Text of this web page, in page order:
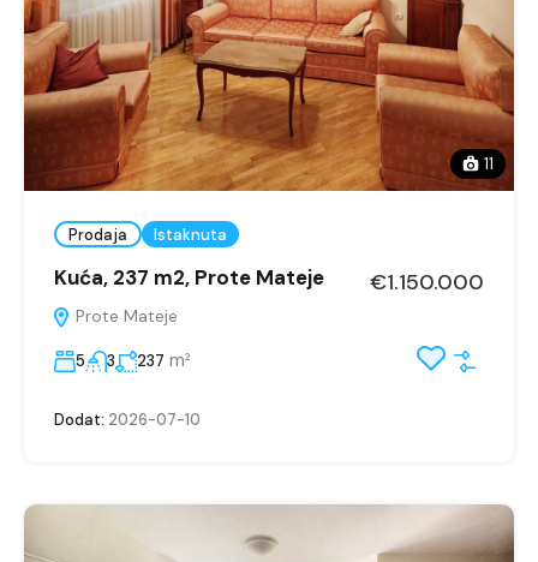
11
Prodaja Istaknuta
Kuća, 237 m2, Prote Mateje
Prote Mateje
€1.150.000
5 3 237 m²
Dodat: 2026-07-10